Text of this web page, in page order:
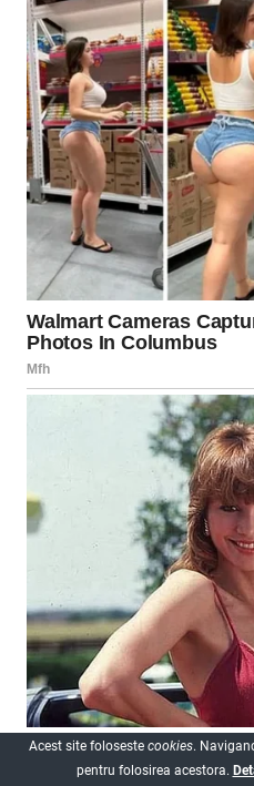
Acest site foloseste cookies.
pentru folosirea acestora.